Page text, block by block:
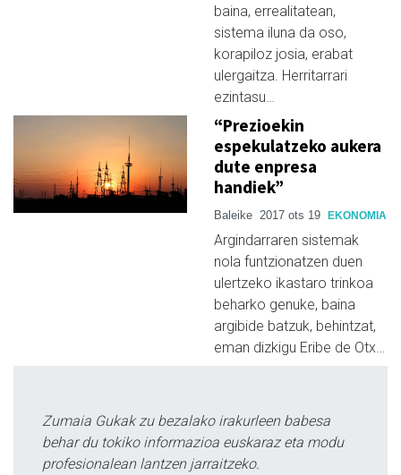
baina, errealitatean,
sistema iluna da oso,
korapiloz josia, erabat
ulergaitza. Herritarrari
ezintasu…
“Prezioekin
espekulatzeko aukera
dute enpresa
handiek”
Baleike 2017 ots 19 EKONOMIA
Argindarraren sistemak
nola funtzionatzen duen
ulertzeko ikastaro trinkoa
beharko genuke, baina
argibide batzuk, behintzat,
eman dizkigu Eribe de Otx…
Zumaia Gukak zu bezalako irakurleen babesa
behar du tokiko informazioa euskaraz eta modu
profesionalean lantzen jarraitzeko.